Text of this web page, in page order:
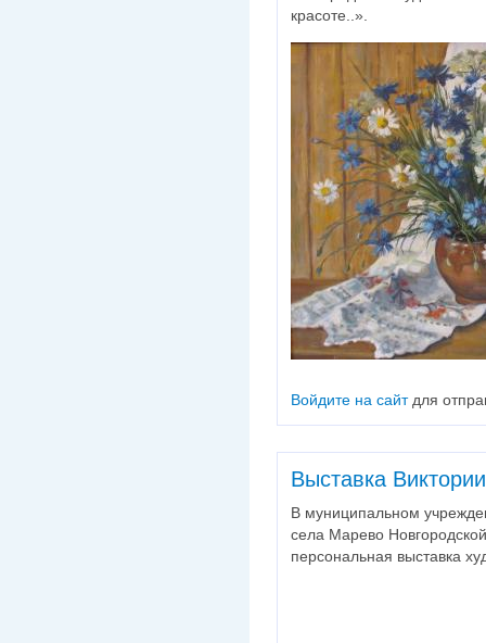
красоте..».
Войдите на сайтдля
Выставка
В муниципальном
села Марево
персональная выставка